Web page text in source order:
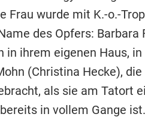
Frau wurde mit K.-o.-
des Opfers: Barbara
in ihrem eigenen Haus,
(Christina Hecke),
als sie am Tatort
in vollem Gange ist.